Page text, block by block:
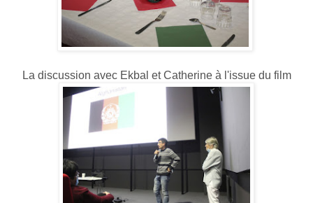
La discussion avec Ekbal et Catherine à l'issue du film